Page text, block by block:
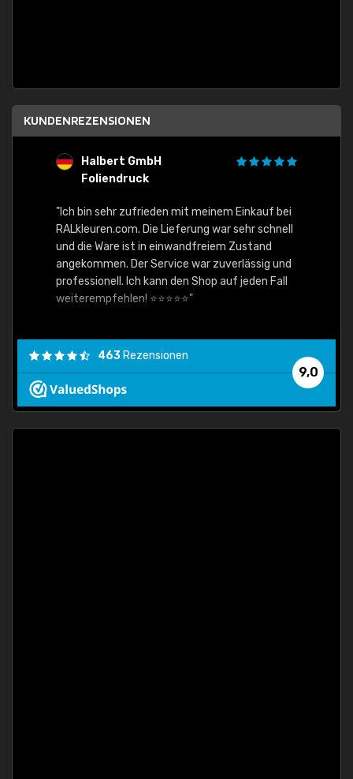
KUNDENREZENSIONEN
Halbert GmbH
Foliendruck
"Ich bin sehr zufrieden mit meinem Einkauf bei
RALkleuren.com. Die Lieferung war sehr schnell
und die Ware ist in einwandfreiem Zustand
angekommen. Der Service war zuverlässig und
professionell. Ich kann den Shop auf jeden Fall
weiterempfehlen! ⭐⭐⭐⭐⭐"
9,0
463 Rezensionen